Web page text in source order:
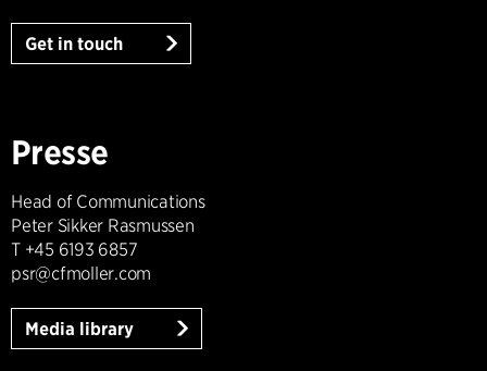
Get in touch
Presse
Head of Communications
Peter Sikker Rasmussen
T +45 6193 6857
psr@cfmoller.com
Media library